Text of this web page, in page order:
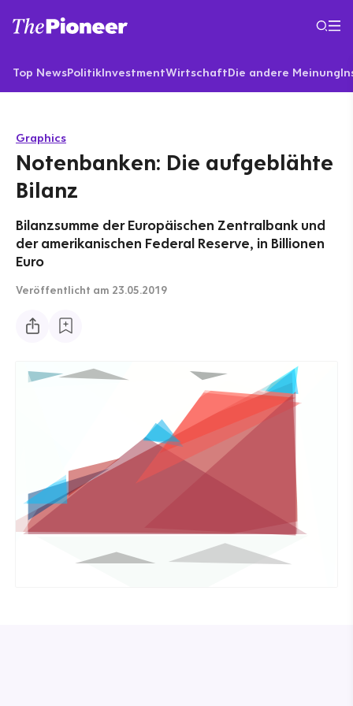
Top NewsPolitikInvestmentWirtschaftDie andere Meinung
Graphics
Notenbanken: Die aufgeblähte
Bilanz
Bilanzsumme der Europäischen Zentralbank und
der amerikanischen Federal Reserve, in Billionen
Euro
Veröffentlicht am 23.05.2019